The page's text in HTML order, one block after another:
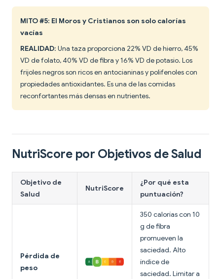
MITO #5: El Moros y Cristianos son solo calorías
vacías
REALIDAD: Una taza proporciona 22% VD de hierro, 45%
VD de folato, 40% VD de fibra y 16% VD de potasio. Los
frijoles negros son ricos en antocianinas y polifenoles con
propiedades antioxidantes. Es una de las comidas
reconfortantes más densas en nutrientes.
NutriScore por Objetivos de Salud
Objetivo de
Salud
NutriScore
¿Por qué esta
puntuación?
Pérdida de
peso
350 calorías con 10
g de fibra
promueven la
saciedad. Alto
índice de
saciedad. Limitar a